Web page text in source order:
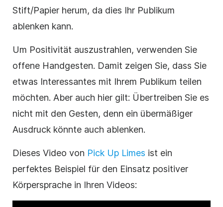
Stift/Papier herum, da dies Ihr Publikum
ablenken kann.
Um Positivität auszustrahlen, verwenden Sie
offene Handgesten. Damit zeigen Sie, dass Sie
etwas Interessantes mit Ihrem Publikum teilen
möchten. Aber auch hier gilt: Übertreiben Sie es
nicht mit den Gesten, denn ein übermäßiger
Ausdruck könnte auch ablenken.
Dieses Video von Pick Up Limes ist ein
perfektes Beispiel für den Einsatz positiver
Körpersprache in Ihren Videos: